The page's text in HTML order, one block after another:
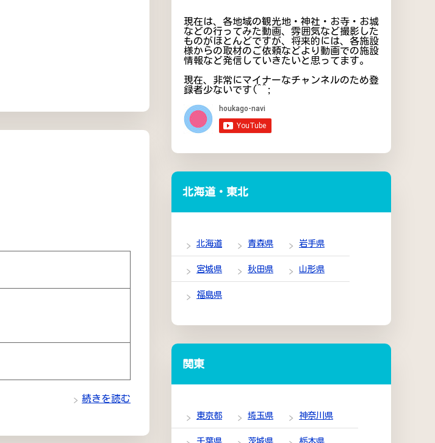
続きを読む
現在は、各地域の観光地・神社・お寺・お城
などの行ってみた動画、雰囲気など撮影した
ものがほとんどですが、将来的には、各施設
様からの取材のご依頼などより動画での施設
情報など発信していきたいと思ってます。
現在、非常にマイナーなチャンネルのため登
録者少ないです(^^;
北海道・東北
北海道 青森県 岩手県
宮城県 秋田県 山形県
福島県
関東
東京都 埼玉県 神奈川県
千葉県 茨城県 栃木県